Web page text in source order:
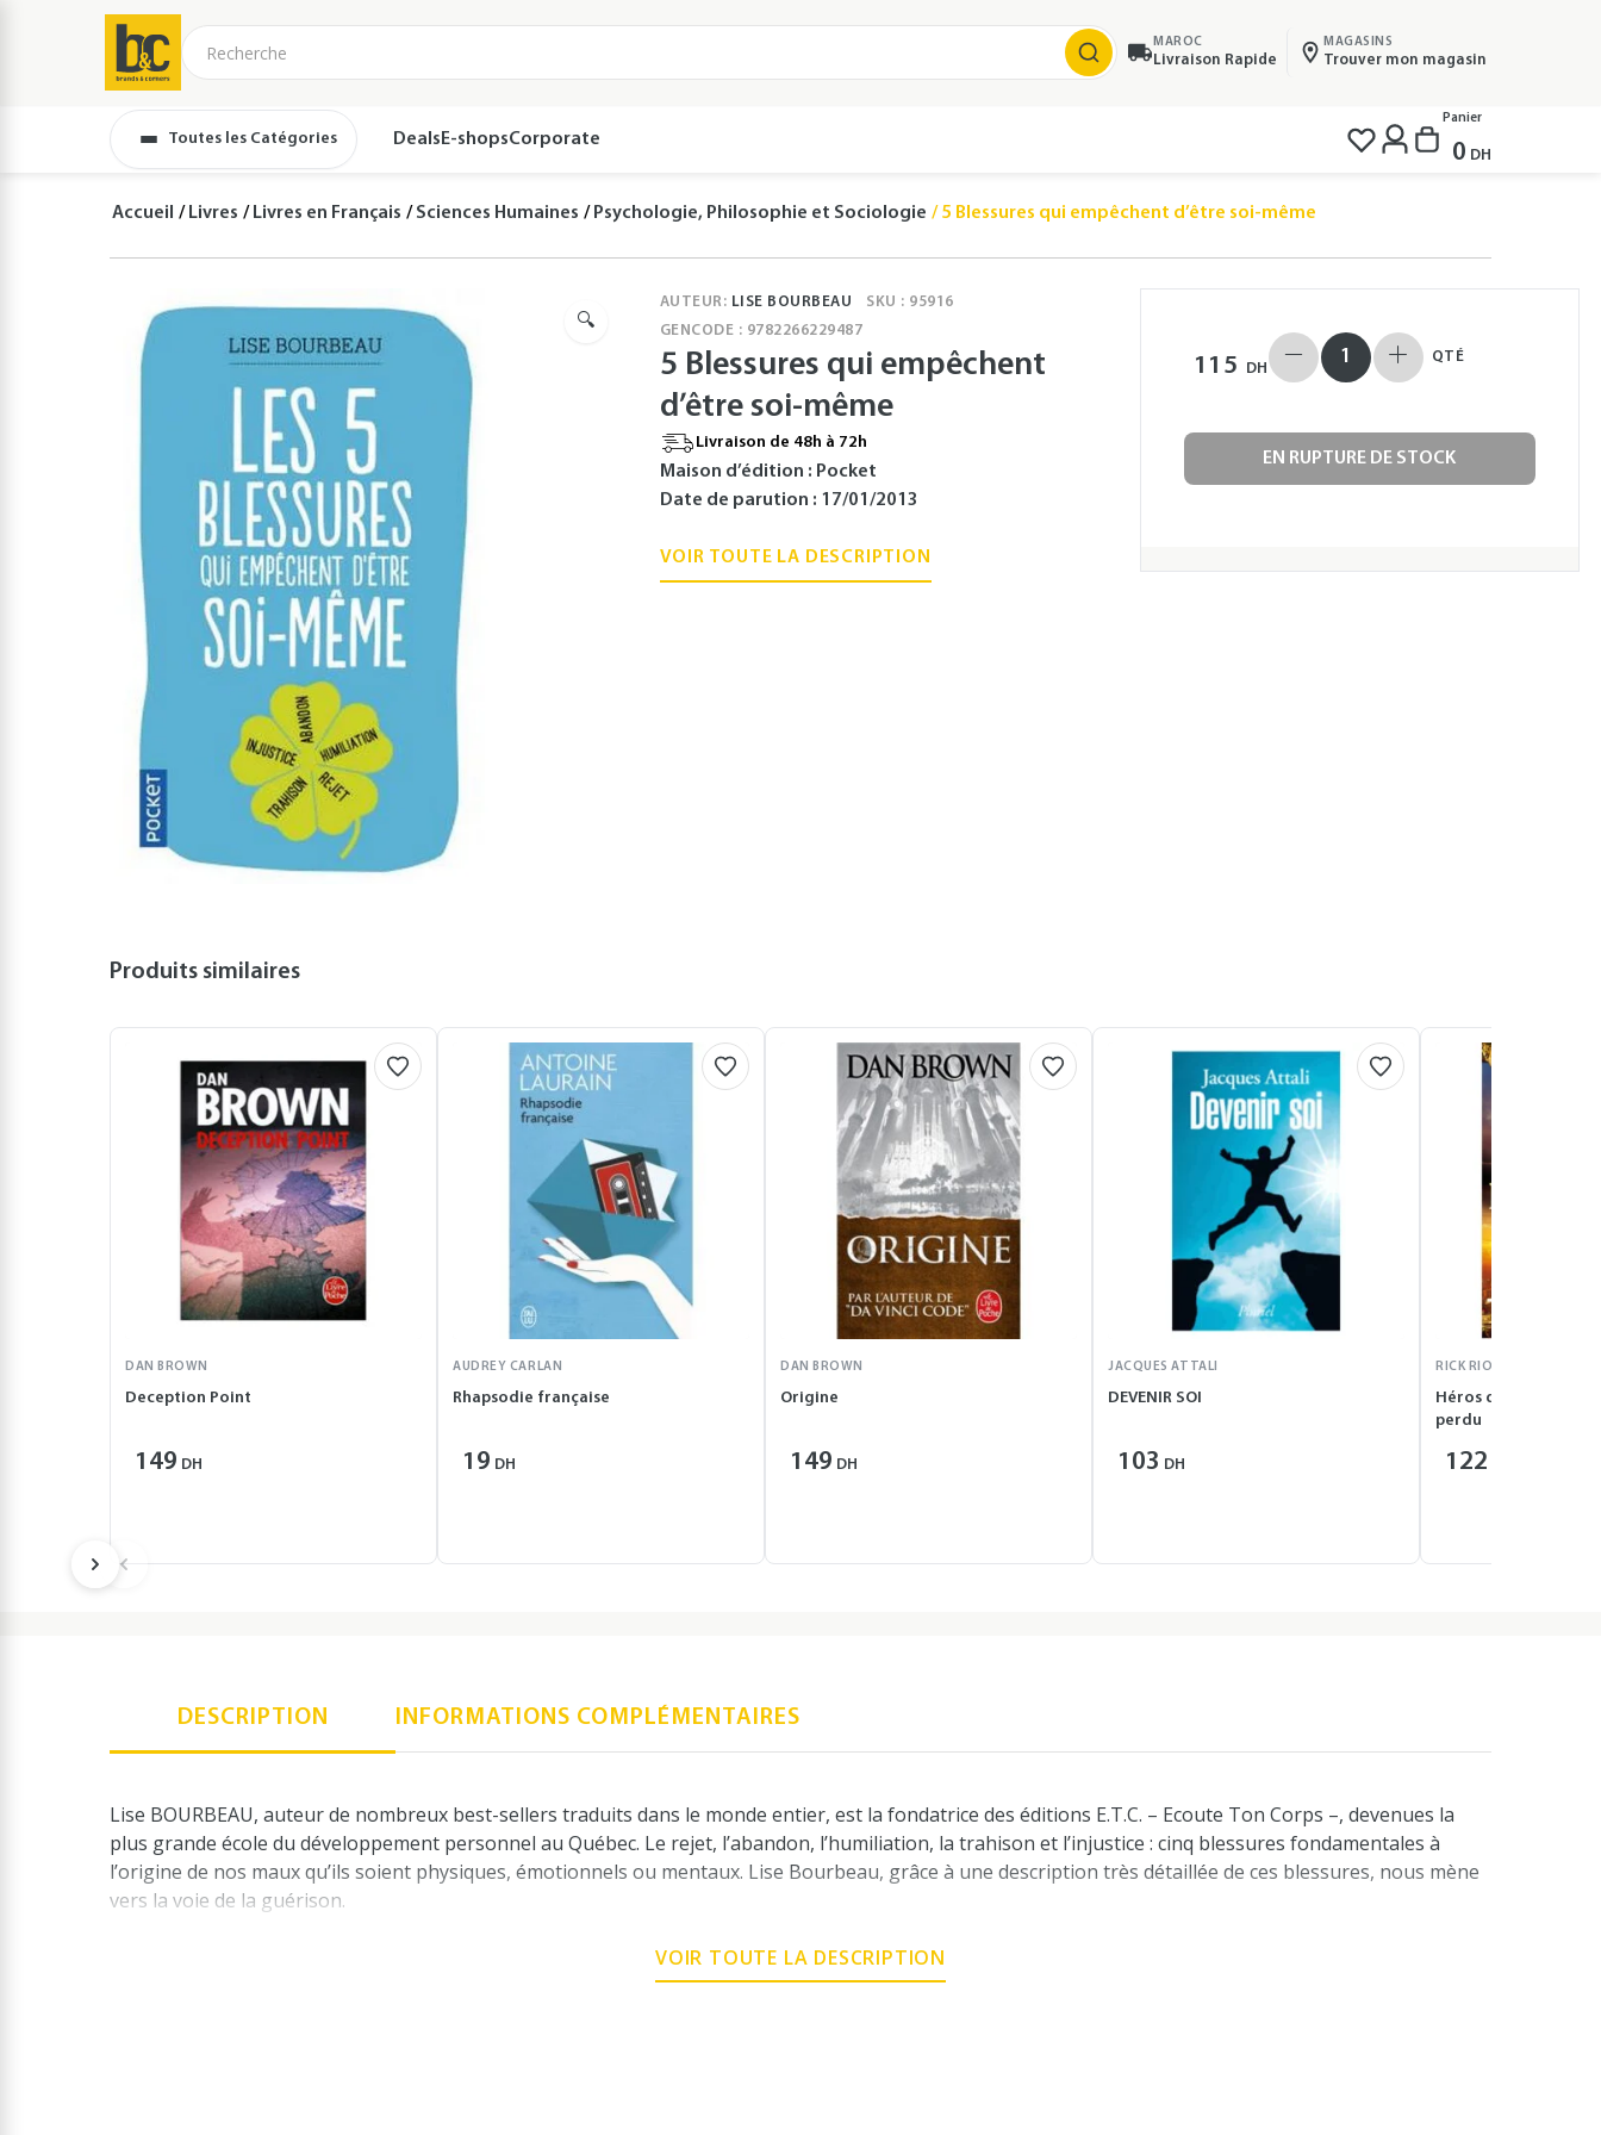
MAROC
Livraison Rapide
MAGASINS
Trouver mon magasin
Toutes les Catégories Deals E-shopsCorporate
Panier
0 DH
Accueil Livres Livres en Français Sciences Humaines Psychologie, Philosophie et Sociologie 5 Blessures qui empêchent d’être soi-même
🔍
AUTEUR: LISE BOURBEAU
SKU : 95916
GENCODE : 9782266229487
5 Blessures qui empêchent
d’être soi-même
Livraison de 48h à 72h
Maison d’édition : Pocket
Date de parution : 17/01/2013
VOIR TOUTE LA DESCRIPTION
115 DH
QTÉ
EN RUPTURE DE STOCK
Produits similaires
DAN BROWN
Deception Point
149 DH
AUDREY CARLAN
Rhapsodie française
19 DH
DAN BROWN
Origine
149 DH
JACQUES ATTALI
DEVENIR SOI
103 DH
RICK RIORDAN
Héros de l’Olympe –
perdu
122
DESCRIPTION INFORMATIONS COMPLÉMENTAIRES
Lise BOURBEAU, auteur de nombreux best-sellers traduits dans le monde entier, est la fondatrice des éditions E.T.C. – Ecoute Ton Corps –, devenues la
plus grande école du développement personnel au Québec. Le rejet, l’abandon, l’humiliation, la trahison et l’injustice : cinq blessures fondamentales à
l’origine de nos maux qu’ils soient physiques, émotionnels ou mentaux. Lise Bourbeau, grâce à une description très détaillée de ces blessures, nous mène
vers la voie de la guérison.
pratique pour transformer tous nos petits problèmes quotidiens en tremplin pour grandir.
VOIR TOUTE LA DESCRIPTION